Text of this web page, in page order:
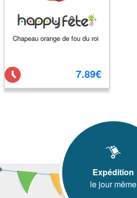
Chapeau orange de fou du roi
7.89€
Expédition
le jour même